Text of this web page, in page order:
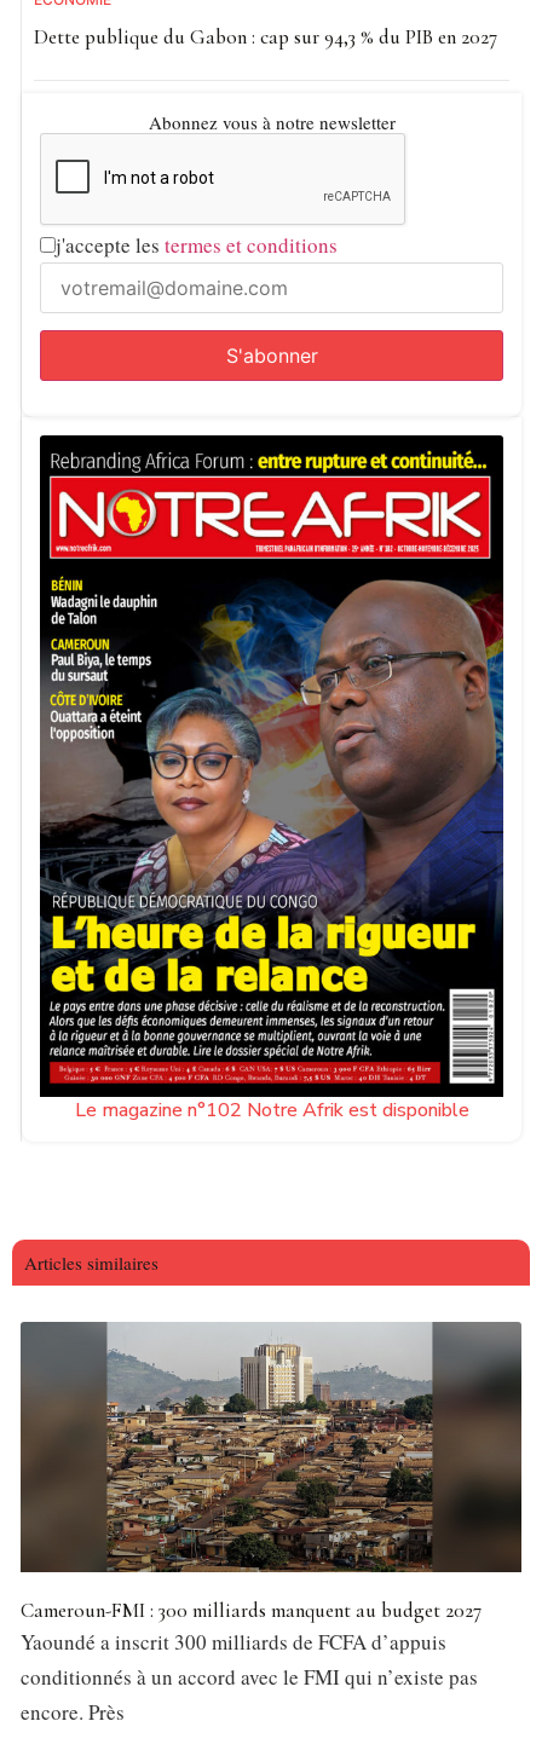
Dette publique du Gabon : cap sur 94,3 % du PIB en 2027
Abonnez vous à notre newsletter
j'accepte les termes et conditions
Le magazine n°102 Notre Afrik est disponible
Articles similaires
Cameroun-FMI : 300 milliards manquent au budget 2027
Yaoundé a inscrit 300 milliards de FCFA d’appuis
conditionnés à un accord avec le FMI qui n’existe pas
encore. Près